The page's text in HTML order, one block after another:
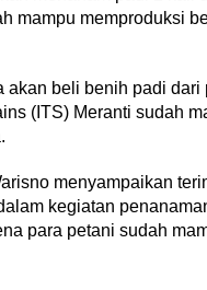
mampu memproduksi
akan beli benih padi
(ITS) Meranti sudah
menyampaikan
kegiatan
para petani sudah